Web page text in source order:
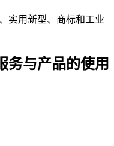
实用新型、商标和工业
务与产品的使用